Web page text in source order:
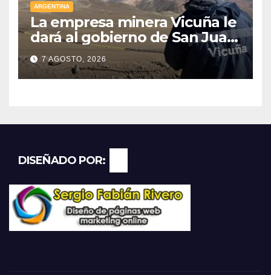
ARGENTINA
La empresa minera Vicuña le
dará al gobierno de San Juan
U$D 250 millones cómo un
aporte extraordinario y no
reembolsable
7 AGOSTO, 2026
DISEÑADO POR: